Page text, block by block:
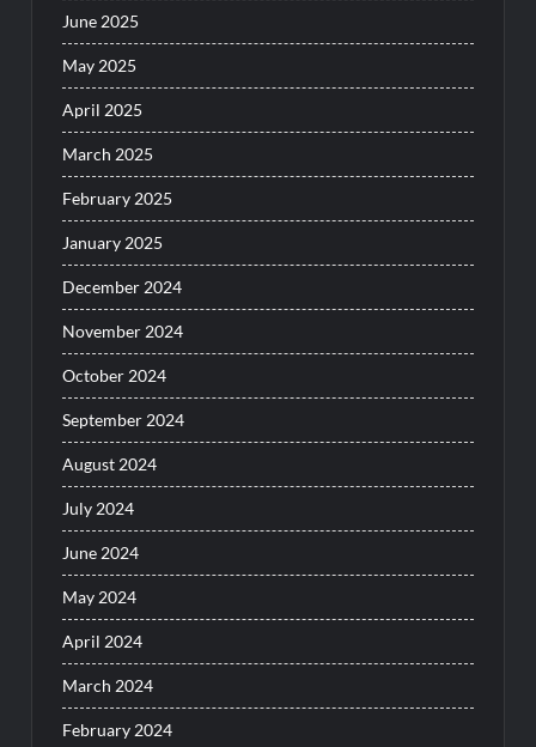
June 2025
May 2025
April 2025
March 2025
February 2025
January 2025
December 2024
November 2024
October 2024
September 2024
August 2024
July 2024
June 2024
May 2024
April 2024
March 2024
February 2024